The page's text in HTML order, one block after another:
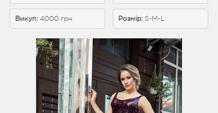
Викуп: 4000 грн Розмір: S-М-L